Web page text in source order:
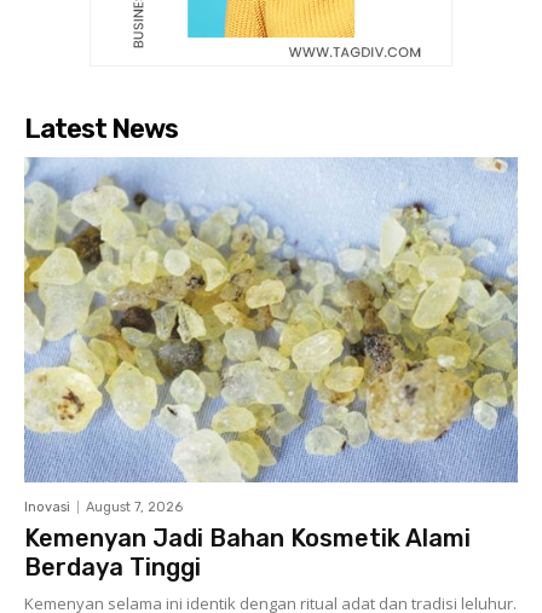
Latest News
Inovasi August 7, 2026
Kemenyan Jadi Bahan Kosmetik Alami
Berdaya Tinggi
Kemenyan selama ini identik dengan ritual adat dan tradisi leluhur.